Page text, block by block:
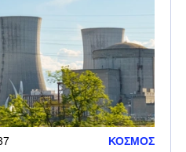
ΚΟΣΜΟΣ